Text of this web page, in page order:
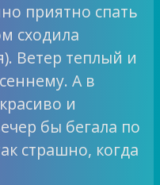
приятно спать
сходила
Ветер теплый и
А в
и
бы бегала по
страшно, когда